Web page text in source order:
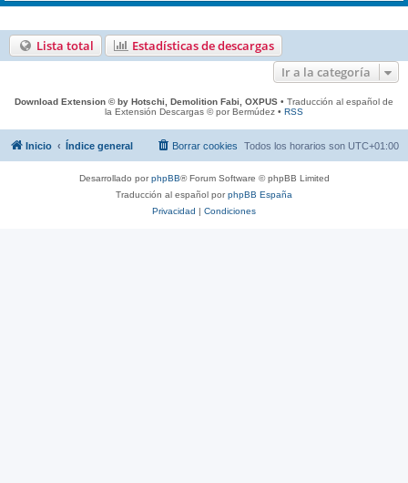
Lista total
Estadísticas de descargas
Ir a la categoría
Download Extension © by Hotschi, Demolition Fabi, OXPUS • Traducción al español de
la Extensión Descargas © por Bermúdez • RSS
Inicio Índice general Todos los horarios son UTC+01:00
Borrar cookies
Desarrollado porphpBB® Forum Software © phpBB Limited
Traducción al español porphpBB España
Privacidad | Condiciones